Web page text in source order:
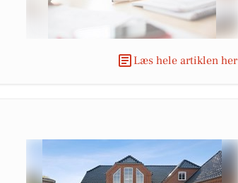
Læs hele artiklen her